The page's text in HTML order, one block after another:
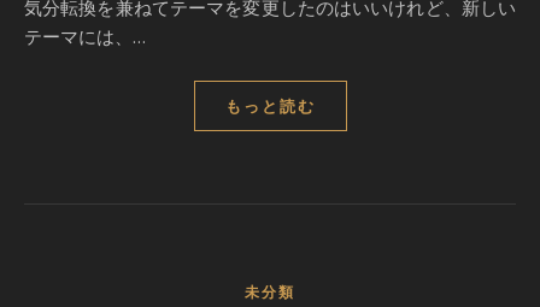
気分転換を兼ねてテーマを変更したのはいいけれど、新しい
テーマには、…
もっと読む
未分類